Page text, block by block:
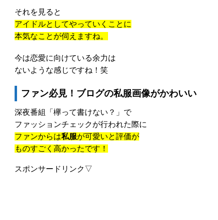
それを見ると
アイドルとしてやっていくことに
本気なことが伺えますね。
今は恋愛に向けている余力は
ないような感じですね！笑
ファン必見！ブログの私服画像がかわいい
深夜番組「欅って書けない？」で
ファッションチェックが行われた際に
ファンからは私服が可愛いと評価が
ものすごく高かったです！
スポンサードリンク▽